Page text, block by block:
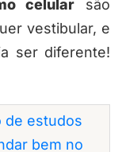
celular são
vestibular, e
ser diferente!
de estudos
bem no